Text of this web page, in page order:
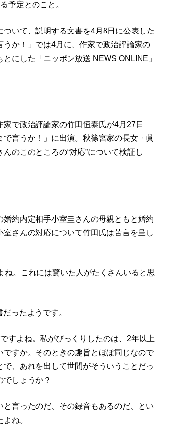
予定とのこと。
いて、説明する文書を4月8日に公表した
か！」では4月に、作家で政治評論家の
にした「ニッポン放送 NEWS ONLINE」
で政治評論家の竹田恒泰氏が4月27日
言うか！」に出演。秋篠宮家の長女・眞
のこのところの“対応”について検証し
約内定相手小室圭さんの母親ともと婚約
さんの対応について竹田氏は苦言を呈し
。これには驚いた人がたくさんいると思
ったようです。
すよね。私がびっくりしたのは、2年以上
すか。そのときの趣旨とほぼ同じなので
、あれを出して世間がそういうことだっ
でしょうか？
言ったのだ、その録音もあるのだ、とい
ね。